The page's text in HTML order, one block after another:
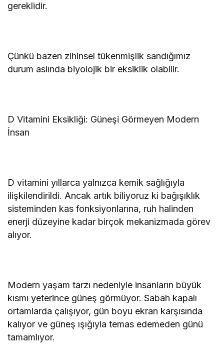
gereklidir.
Çünkü bazen zihinsel tükenmişlik sandığımız
durum aslında biyolojik bir eksiklik olabilir.
D Vitamini Eksikliği: Güneşi Görmeyen Modern
İnsan
D vitamini yıllarca yalnızca kemik sağlığıyla
ilişkilendirildi. Ancak artık biliyoruz ki bağışıklık
sisteminden kas fonksiyonlarına, ruh halinden
enerji düzeyine kadar birçok mekanizmada görev
alıyor.
Modern yaşam tarzı nedeniyle insanların büyük
kısmı yeterince güneş görmüyor. Sabah kapalı
ortamlarda çalışıyor, gün boyu ekran karşısında
kalıyor ve güneş ışığıyla temas edemeden günü
tamamlıyor.